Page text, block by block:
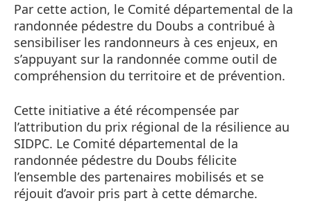
Par cette action, le Comité départemental de la
randonnée pédestre du Doubs a contribué à
sensibiliser les randonneurs à ces enjeux, en
s’appuyant sur la randonnée comme outil de
compréhension du territoire et de prévention.
Cette initiative a été récompensée par
l’attribution du prix régional de la résilience au
SIDPC. Le Comité départemental de la
randonnée pédestre du Doubs félicite
l’ensemble des partenaires mobilisés et se
réjouit d’avoir pris part à cette démarche.